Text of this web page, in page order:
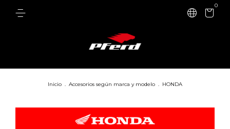
0
Inicio . Accesorios según marca y modelo . HONDA